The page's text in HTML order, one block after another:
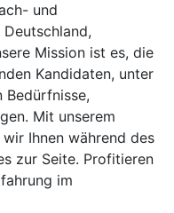
und
Mission ist es, die
Kandidaten, unter
Bedürfnisse,
Mit unserem
Ihnen während des
zur Seite. Profitieren
im